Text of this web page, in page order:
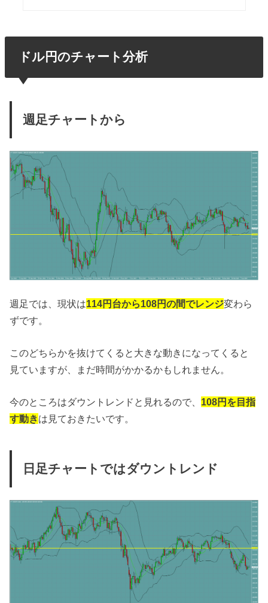
ドル円のチャート分析
週足チャートから
週足では、現状は114円台から108円の間でレンジ変わら
ずです。
このどちらかを抜けてくると大きな動きになってくると
見ていますが、まだ時間がかかるかもしれません。
今のところはダウントレンドと見れるので、 108円を目指
す動きは見ておきたいです。
日足チャートではダウントレンド